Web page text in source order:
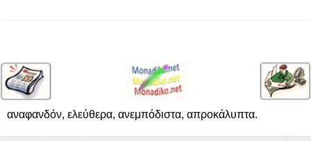
αναφανδόν, ελεύθερα, ανεμπόδιστα, απροκάλυπτα.